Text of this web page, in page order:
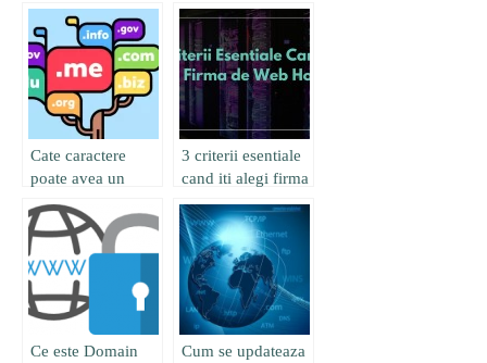
Cate caractere
poate avea un
nume de domeniu?
3 criterii esentiale
cand iti alegi firma
de web hosting
Ce este Domain
Cum se updateaza